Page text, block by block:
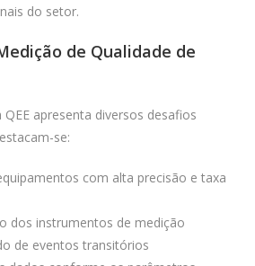
do setor.
de Qualidade de
apresenta diversos desafios
se:
com alta precisão e taxa
dos instrumentos de medição
de eventos transitórios